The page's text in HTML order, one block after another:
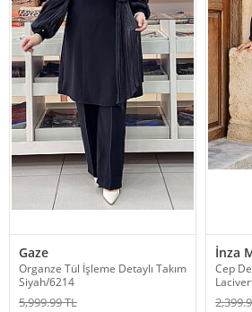
Gaze
Organze Tül İşleme Detaylı Takım
Siyah/6214
5,999.99 TL
İnza
Cep